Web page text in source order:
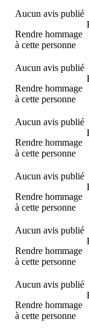
Aucun avis publié
Rendre hommage
à cette personne
Aucun avis publié
Rendre hommage
à cette personne
Aucun avis publié
Rendre hommage
à cette personne
Aucun avis publié
Rendre hommage
à cette personne
Aucun avis publié
Rendre hommage
à cette personne
Aucun avis publié
Rendre hommage
à cette personne